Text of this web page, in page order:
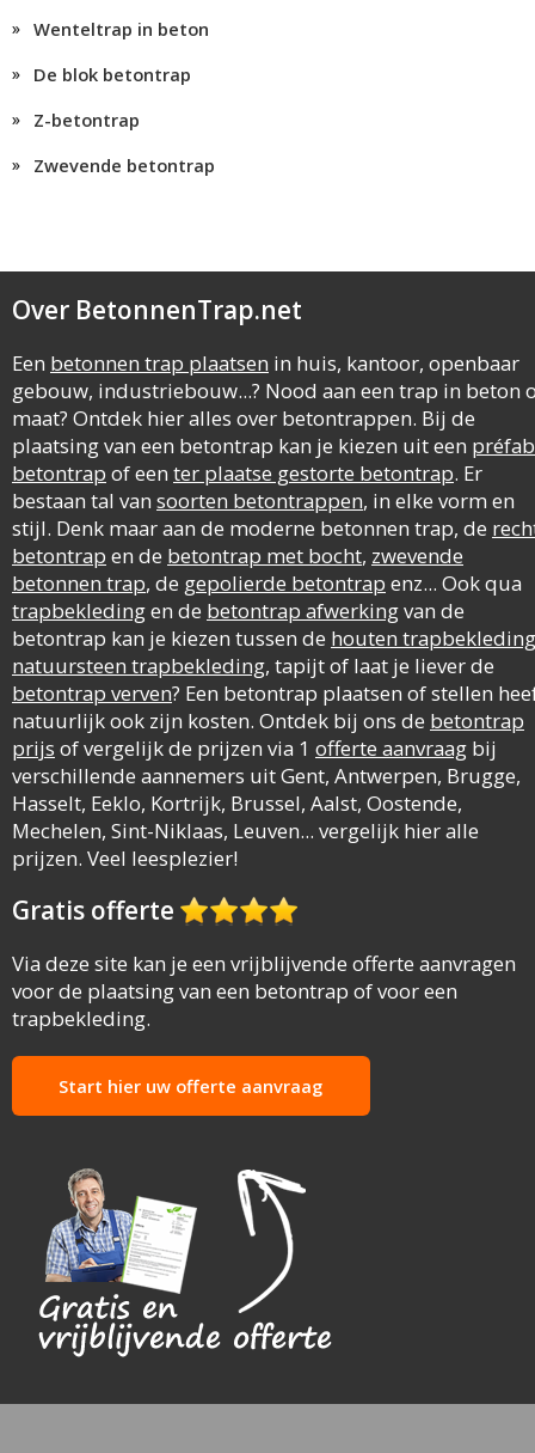
Wenteltrap in beton
De blok betontrap
Z-betontrap
Zwevende betontrap
Over BetonnenTrap.net
Een betonnen trap plaatsen in huis, kantoor, openbaar
gebouw, industriebouw...? Nood aan een trap in beton
maat? Ontdek hier alles over betontrappen. Bij de
plaatsing van een betontrap kan je kiezen uit een préfab
betontrap of een ter plaatse gestorte betontrap. Er
bestaan tal van soorten betontrappen, in elke vorm en
stijl. Denk maar aan de moderne betonnen trap, de
betontrap en de betontrap met bocht, zwevende
betonnen trap, de gepolierde betontrap enz... Ook qua
trapbekledingen de betontrap afwerkingvan de
betontrap kan je kiezen tussen de houten trapbekleding
natuursteen trapbekleding, tapijt of laat je liever de
betontrap verven? Een betontrap plaatsen of stellen
natuurlijk ook zijn kosten. Ontdek bij ons de betontrap
prijs of vergelijk de prijzen via 1 offerte aanvraag bij
verschillende aannemers uit Gent, Antwerpen, Brugge,
Hasselt, Eeklo, Kortrijk, Brussel, Aalst, Oostende,
Mechelen, Sint-Niklaas, Leuven... vergelijk hier alle
prijzen. Veel leesplezier!
Gratis offerte
Via deze site kan je een vrijblijvende offerte aanvragen
voor de plaatsing van een betontrap of voor een
trapbekleding.
Start hier uw offerte aanvraag